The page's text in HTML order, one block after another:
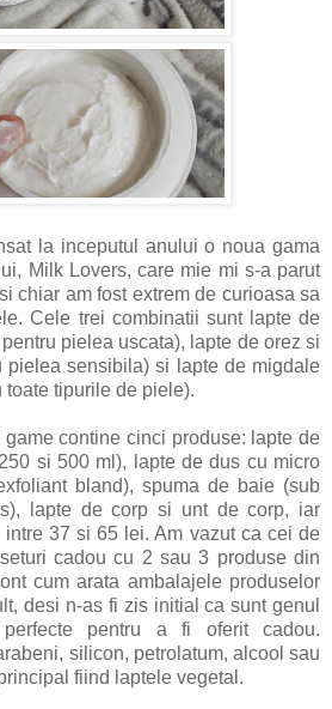
la inceputul anului o noua gama
Milk Lovers, care mie mi s-a parut
chiar am fost extrem de curioasa sa
Cele trei combinatii sunt lapte de
pielea uscata), lapte de orez si
pielea sensibila) si lapte de migdale
tipurile de piele).
contine cinci produse: lapte de
si 500 ml), lapte de dus cu micro
bland), spuma de baie (sub
lapte de corp si unt de corp, iar
37 si 65 lei. Am vazut ca cei de
cadou cu 2 sau 3 produse din
cum arata ambalajele produselor
desi n-as fi zis initial ca sunt genul
pentru a fi oferit cadou.
silicon, petrolatum, alcool sau
fiind laptele vegetal.